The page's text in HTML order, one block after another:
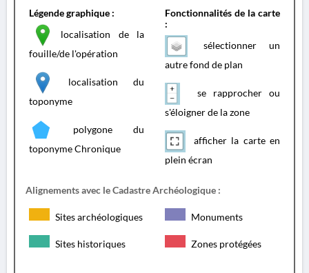
Légende graphique :
localisation de la
fouille/de l'opération
localisation du
toponyme
polygone du
toponyme Chronique
Fonctionnalités de la carte
:
sélectionner un
autre fond de plan
se rapprocher ou
s'éloigner de la zone
afficher la carte en
plein écran
Alignements avec le Cadastre Archéologique :
Sites archéologiques Monuments
Sites historiques Zones protégées